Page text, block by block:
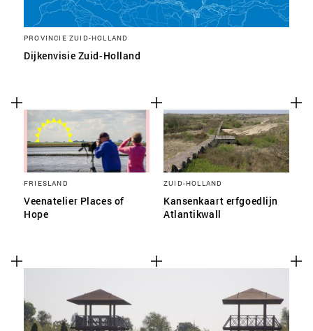
PROVINCIE ZUID-HOLLAND
Dijkenvisie Zuid-Holland
FRIESLAND
Veenatelier Places of
Hope
ZUID-HOLLAND
Kansenkaart erfgoedlijn
Atlantikwall